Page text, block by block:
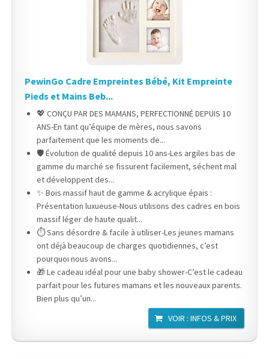
PewinGo Cadre Empreintes Bébé, Kit Empreinte
Pieds et Mains Beb...
💖 CONÇU PAR DES MAMANS, PERFECTIONNÉ DEPUIS 10
ANS-En tant qu’équipe de mères, nous savons
parfaitement que les moments de...
🛡 Évolution de qualité depuis 10 ans-Les argiles bas de
gamme du marché se fissurent facilement, séchent mal
et développent des...
✨ Bois massif haut de gamme & acrylique épais :
Présentation luxueuse-Nous utilisons des cadres en bois
massif léger de haute qualit...
⏱ Sans désordre & facile à utiliser-Les jeunes mamans
ont déjà beaucoup de charges quotidiennes, c’est
pourquoi nous avons...
🎁 Le cadeau idéal pour une baby shower-C’est le cadeau
parfait pour les futures mamans et les nouveaux parents.
Bien plus qu’un...
VOIR : INFOS & PRIX